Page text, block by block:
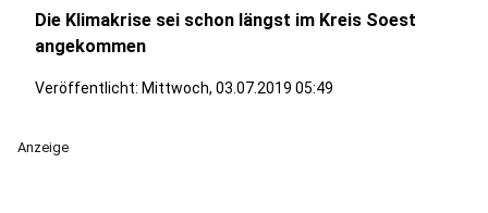
Die Klimakrise sei schon längst im Kreis Soest
angekommen
Veröffentlicht: Mittwoch, 03.07.2019 05:49
Anzeige